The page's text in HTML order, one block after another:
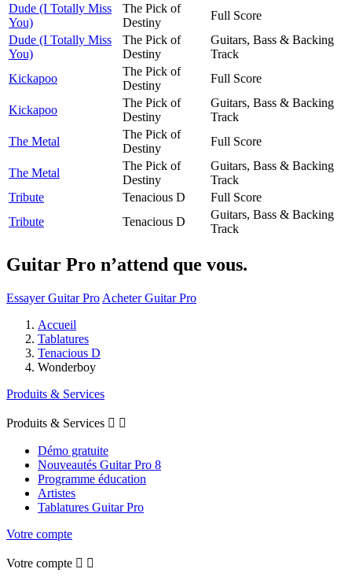
Dude (I Totally Miss
You)
The Pick of
Destiny
Full Score
Dude (I Totally Miss
You)
The Pick of
Destiny
Guitars, Bass & Backing
Track
Kickapoo
The Pick of
Destiny
Full Score
Kickapoo
The Pick of
Destiny
Guitars, Bass & Backing
Track
The Metal
The Pick of
Destiny
Full Score
The Metal
The Pick of
Destiny
Guitars, Bass & Backing
Track
Tribute
Tenacious D
Full Score
Tribute
Tenacious D
Guitars, Bass & Backing
Track
Guitar Pro n’attend que vous.
Essayer Guitar Pro Acheter Guitar Pro
Accueil
Tablatures
Tenacious D
Wonderboy
Produits & Services
Produits & Services  
Démo gratuite
Nouveautés Guitar Pro 8
Programme éducation
Artistes
Tablatures Guitar Pro
Votre compte
Votre compte  